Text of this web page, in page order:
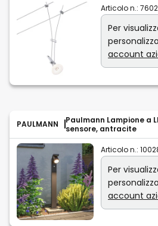
Articolo n.:
Per
account
PAULMANN
Paulmann Lampione a
sensore, antracite
Articolo n.:
Per
account